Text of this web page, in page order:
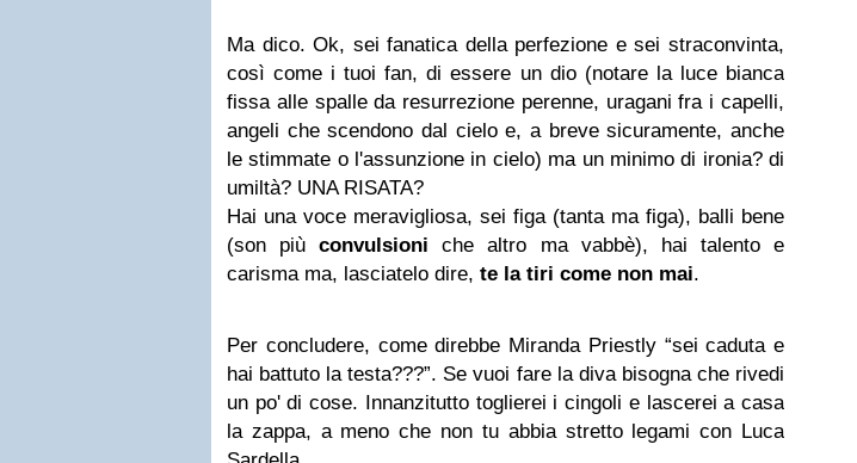
Ma dico. Ok, sei fanatica della perfezione e sei straconvinta,
così come i tuoi fan, di essere un dio (notare la luce bianca
fissa alle spalle da resurrezione perenne, uragani fra i capelli,
angeli che scendono dal cielo e, a breve sicuramente, anche
le stimmate o l'assunzione in cielo) ma un minimo di ironia? di
umiltà? UNA RISATA?
Hai una voce meravigliosa, sei figa (tanta ma figa), balli bene
(son piùconvulsioni che altro ma vabbè), hai talento e
carisma ma, lasciatelo dire, te la tiri come non mai.
Per concludere, come direbbe Miranda Priestly “sei caduta e
hai battuto la testa???”. Se vuoi fare la diva bisogna che rivedi
un po' di cose. Innanzitutto toglierei i cingoli e lascerei a casa
la zappa, a meno che non tu abbia stretto legami con Luca